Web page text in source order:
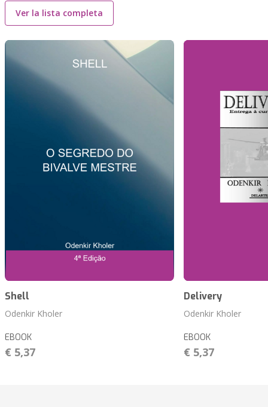
Ver la lista completa
Shell
Odenkir Kholer
EBOOK
€ 5,37
Delivery
Odenkir Kholer
EBOOK
€ 5,37